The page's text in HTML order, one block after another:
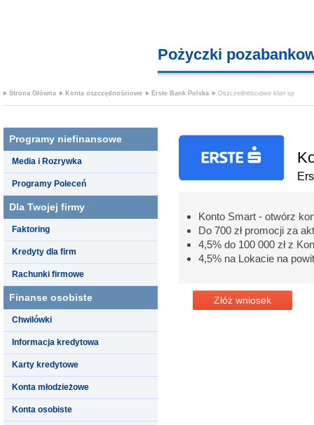
Pożyczki
Strona Główna Konta oszczędnościowe Erste Bank Polska Oszczednosciowe klon sp
Programy niefinansowe
Media i Rozrywka
Programy Poleceń
Dla Twojej firmy
Faktoring
Kredyty dla firm
Rachunki firmowe
Finanse osobiste
Chwilówki
Informacja kredytowa
Karty kredytowe
Konta młodzieżowe
Konta osobiste
Konto Smart - otwórz
Do 700 zł promocji za
4,5% do 100 000 zł z
4,5% na Lokacie na
Złóż wniosek